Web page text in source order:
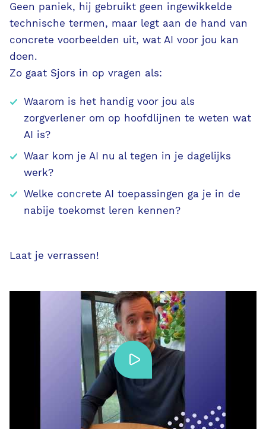
Geen paniek, hij gebruikt geen ingewikkelde
technische termen, maar legt aan de hand van
concrete voorbeelden uit, wat AI voor jou kan
doen.
Zo gaat Sjors in op vragen als:
Waarom is het handig voor jou als
zorgverlener om op hoofdlijnen te weten wat
AI is?
Waar kom je AI nu al tegen in je dagelijks
werk?
Welke concrete AI toepassingen ga je in de
nabije toekomst leren kennen?
Laat je verrassen!